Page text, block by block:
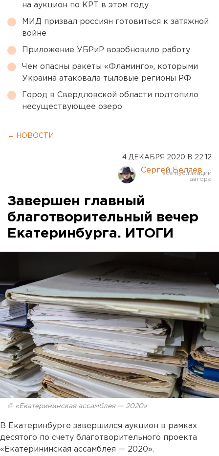
на аукцион по КРТ в этом году
МИД призвал россиян готовиться к затяжной
войне
Приложение УБРиР возобновило работу
Чем опасны ракеты «Фламинго», которыми
Украина атаковала тыловые регионы РФ
Город в Свердловской области подтопило
несуществующее озеро
← НОВОСТИ
4 ДЕКАБРЯ 2020 В 22:12
Сергей Беляев
Завершен главный
благотворительный вечер
Екатеринбурга. ИТОГИ
© «Екатерининская ассамблея — 2020»
В Екатеринбурге завершился аукцион в рамках
десятого по счету благотворительного проекта
«Екатерининская ассамблея — 2020».